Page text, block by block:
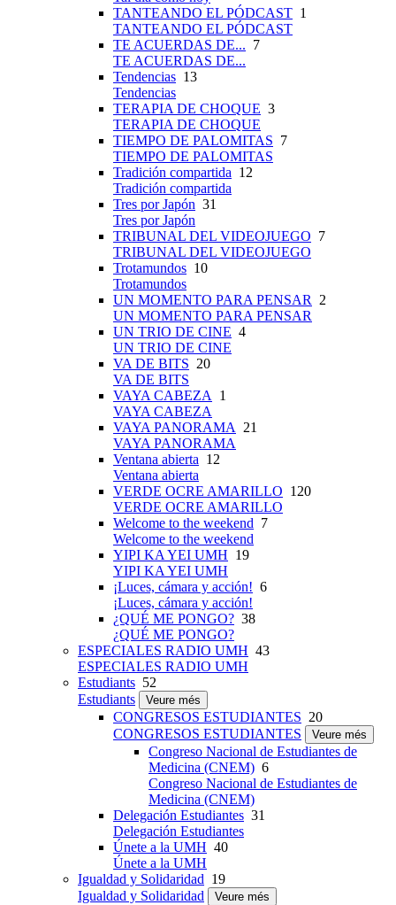
TANTEANDO EL PÓDCAST 1
TANTEANDO EL PÓDCAST
TE ACUERDAS DE... 7
TE ACUERDAS DE...
Tendencias 13
Tendencias
TERAPIA DE CHOQUE 3
TERAPIA DE CHOQUE
TIEMPO DE PALOMITAS 7
TIEMPO DE PALOMITAS
Tradición compartida 12
Tradición compartida
Tres por Japón 31
Tres por Japón
TRIBUNAL DEL VIDEOJUEGO 7
TRIBUNAL DEL VIDEOJUEGO
Trotamundos 10
Trotamundos
UN MOMENTO PARA PENSAR
2
UN MOMENTO PARA PENSAR
UN TRIO DE CINE 4
UN TRIO DE CINE
VA DE BITS 20
VA DE BITS
VAYA CABEZA
1
VAYA CABEZA
VAYA PANORAMA
21
VAYA PANORAMA
Ventana abierta 12
Ventana abierta
VERDE OCRE AMARILLO 120
VERDE OCRE AMARILLO
Welcome to the weekend 7
Welcome to the weekend
YIPI KA YEI UMH 19
YIPI KA YEI UMH
¡Luces, cámara y acción! 6
¡Luces, cámara y acción!
¿QUÉ ME PONGO? 38
¿QUÉ ME PONGO?
ESPECIALES RADIO UMH 43
ESPECIALES RADIO UMH
Estudiants 52
Estudiants
Veure més
CONGRESOS ESTUDIANTES 20
CONGRESOS ESTUDIANTES
Veure més
Congreso Nacional de Estudiantes de
Medicina (CNEM) 6
Congreso Nacional de Estudiantes de
Medicina (CNEM)
Delegación Estudiantes 31
Delegación Estudiantes
Únete a la UMH 40
Únete a la UMH
Igualdad y Solidaridad 19
Igualdad y Solidaridad
Veure més